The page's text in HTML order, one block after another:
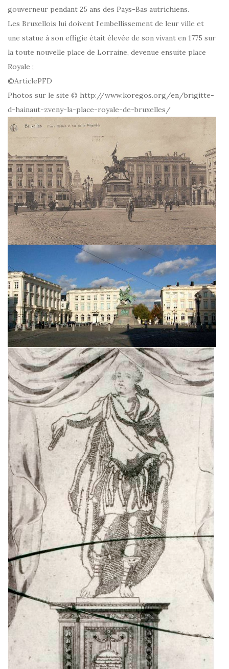
gouverneur pendant 25 ans des Pays-Bas autrichiens.
Les Bruxellois lui doivent l’embellissement de leur ville et
une statue à son effigie était élevée de son vivant en 1775 sur
la toute nouvelle place de Lorraine, devenue ensuite place
Royale ;
©ArticlePFD
Photos sur le site © http://www.koregos.org/en/brigitte-
d-hainaut-zveny-la-place-royale-de-bruxelles/